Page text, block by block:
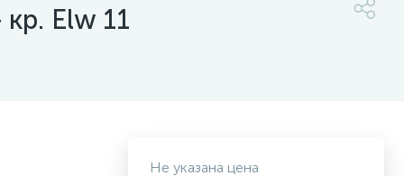
Elw 11
Не указана цена